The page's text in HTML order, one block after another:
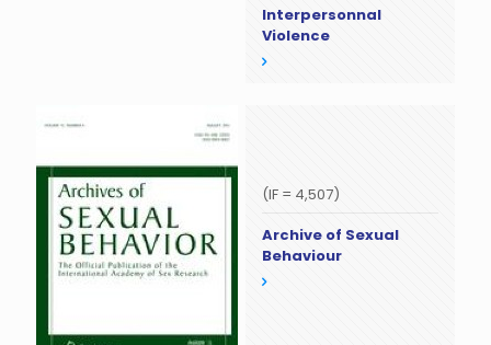
Interpersonnal
Violence
(IF = 4,507)
Archive of Sexual
Behaviour